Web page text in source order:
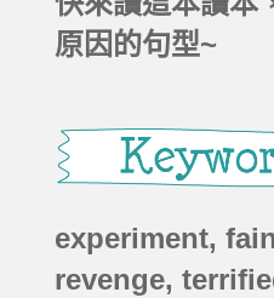
原因的句型~
experiment,
revenge,